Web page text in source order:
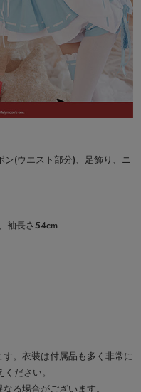
(ウエスト部分)、足飾り、ニ
袖長さ54cm
。衣装は付属品も多く非常に
ださい。
る場合がございます。